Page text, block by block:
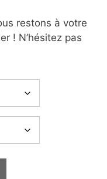
restons à votre
! N’hésitez pas